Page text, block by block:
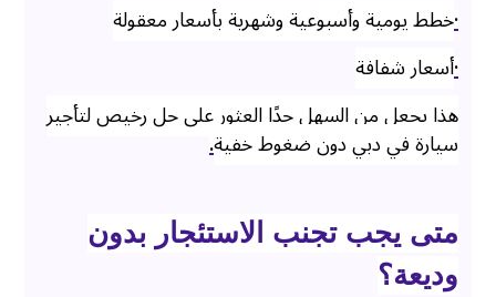
·خطط يومية وأسبوعية وشهرية بأسعار معقولة
·أسعار شفافة
هذا يجعل من السهل جدًا العثور على حل رخيص لتأجير
سيارة في دبي دون ضغوط خفية.
متى يجب تجنب الاستئجار بدون
وديعة؟